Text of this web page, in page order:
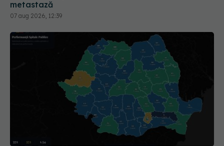
metastază
07 aug 2026, 12:39